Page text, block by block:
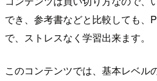
でき、参考書などと比較しても、
で、ストレスなく学習出来ます。
このコンテンツでは、基本レベル